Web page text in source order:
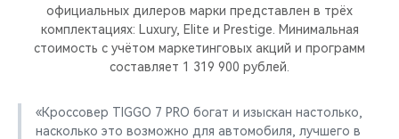
СЕДАНЫ
ПОДДЕРЖКА
CHERY В СОЦСЕТЯХ
БЛАГОТВОРИТЕЛЬНОСТЬ
официальных дилеров марки представлен в трёх
комплектациях: Luxury, Elite и Prestige. Минимальная
стоимость с учётом маркетинговых акций и программ
составляет 1 319 900 рублей.
«Кроссовер TIGGO 7 PRO богат и изыскан настолько,
насколько это возможно для автомобиля, лучшего в